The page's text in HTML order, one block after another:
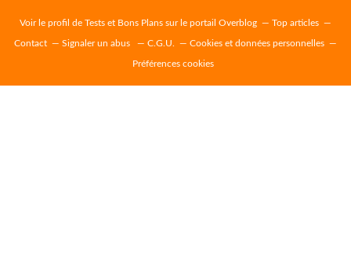
Voir le profil de Tests et Bons Plans sur le portail Overblog Top articles
Contact Signaler un abus C.G.U. Cookies et données personnelles
Préférences cookies